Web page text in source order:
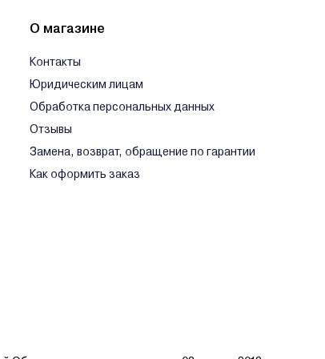
О магазине
Контакты
Юридическим лицам
Обработка персональных данных
Отзывы
Замена, возврат, обращение по гарантии
Как оформить заказ